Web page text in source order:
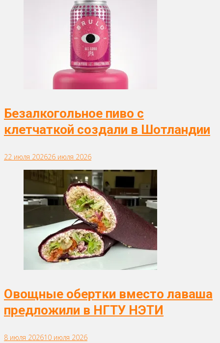
Безалкогольное пиво с
клетчаткой создали в Шотландии
22 июля 202626 июля 2026
Овощные обертки вместо лаваша
предложили в НГТУ НЭТИ
8 июля 202610 июля 2026